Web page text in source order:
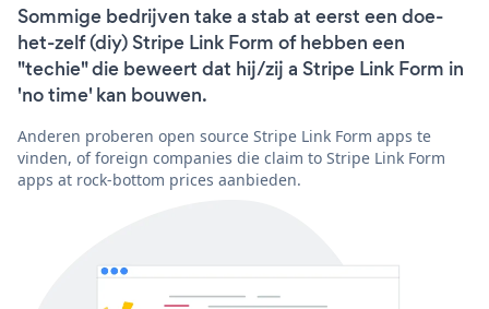
Sommige bedrijven take a stab at eerst een doe-
het-zelf (diy) Stripe Link Form of hebben een
"techie" die beweert dat hij/zij a Stripe Link Form in
'no time' kan bouwen.
Anderen proberen open source Stripe Link Form apps te
vinden, of foreign companies die claim to Stripe Link Form
apps at rock-bottom prices aanbieden.